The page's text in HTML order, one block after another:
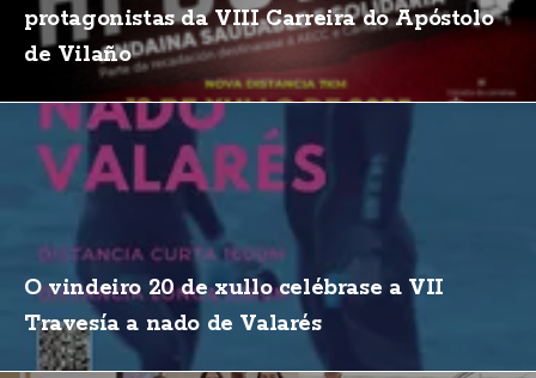
protagonistas da VIII Carreira do Apóstolo
de Vilaño
O vindeiro 20 de xullo celébrase a VII
Travesía a nado de Valarés